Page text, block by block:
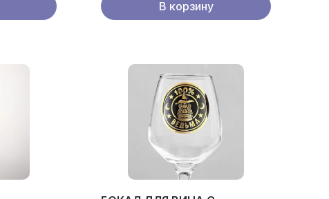
В корзину